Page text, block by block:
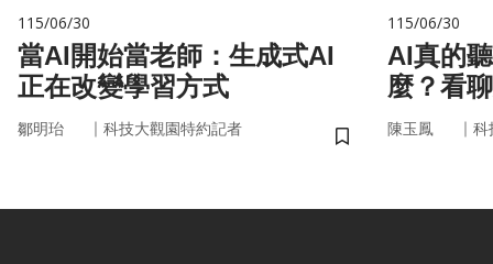
115/06/30
當AI開始當老師：生成式AI
正在改變學習方式
鄒明珆 ｜ 科技大觀園特約記者
儲存書籤
115/06/30
AI真的
麼？看
言科技
陳玉鳳 ｜ 科